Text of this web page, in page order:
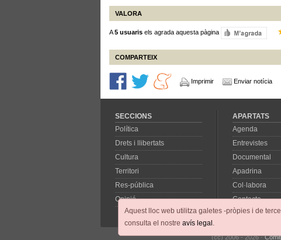
Aquest lloc web utilitza galetes -pròpies i de
consulta el nostre avís legal .
VALORA
A5 usuaris els agrada aquesta pàgina
COMPARTEIX
Imprimir Enviar notícia
SECCIONS
Política
Drets i llibertats
Cultura
Territori
Res-pública
Opinió
APARTATS
Agenda
Entrevistes
Documental
Apadrina
Col·labora
Contacte
(cc) 2006 - 2026 ·